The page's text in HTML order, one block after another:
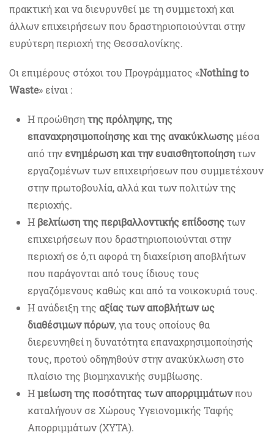
πρακτική και να διευρυνθεί με τη συμμετοχή και
άλλων επιχειρήσεων που δραστηριοποιούνται στην
ευρύτερη περιοχή της Θεσσαλονίκης.
Οι επιμέρους στόχοι του Προγράμματος «Nothing to
Waste» είναι :
Η προώθησητης πρόληψης, της
επαναχρησιμοποίησης και της ανακύκλωσηςμέσα
από τηνενημέρωση και την ευαισθητοποίησητων
εργαζομένων των επιχειρήσεων που συμμετέχουν
στην πρωτοβουλία, αλλά και των πολιτών της
περιοχής.
Η βελτίωση της περιβαλλοντικής επίδοσηςτων
επιχειρήσεων που δραστηριοποιούνται στην
περιοχή σε ό,τι αφορά τη διαχείριση αποβλήτων
που παράγονται από τους ίδιους τους
εργαζόμενους καθώς και από τα νοικοκυριά τους.
Η ανάδειξη της αξίας των αποβλήτων ως
διαθέσιμων πόρων, για τους οποίους θα
διερευνηθεί η δυνατότητα επαναχρησιμοποίησής
τους, προτού οδηγηθούν στην ανακύκλωση στο
πλαίσιο της βιομηχανικής συμβίωσης.
Ημείωση της ποσότητας των απορριμμάτωνπου
καταλήγουν σε Χώρους Υγειονομικής Ταφής
Απορριμμάτων (ΧΥΤΑ).